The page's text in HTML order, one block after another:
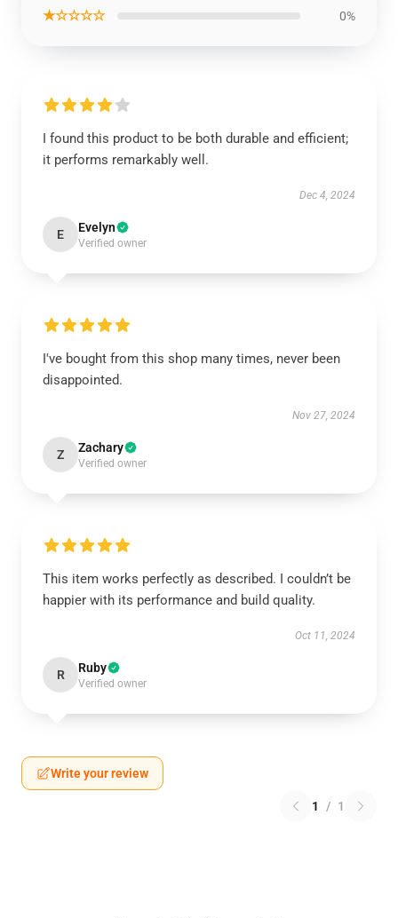
★☆☆☆☆ 0%
I found this product to be both durable and efficient;
it performs remarkably well.
Dec 4, 2024
E Evelyn
Verified owner
I've bought from this shop many times, never been
disappointed.
Nov 27, 2024
Z Zachary
Verified owner
This item works perfectly as described. I couldn’t be
happier with its performance and build quality.
Oct 11, 2024
R Ruby
Verified owner
Write your review
1 / 1